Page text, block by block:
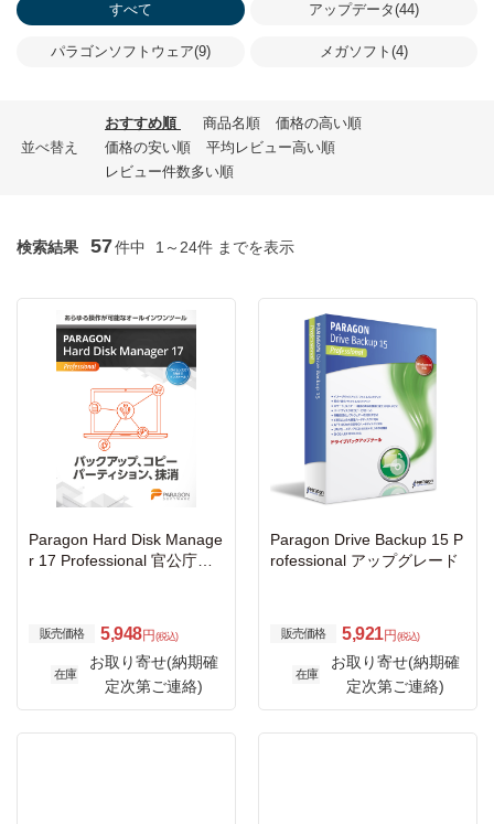
すべて
アップデータ(44)
パラゴンソフトウェア(9) メガソフト(4)
並べ替え
おすすめ順 商品名順
価格の高い順
価格の安い順
平均レビュー高い順
レビュー件数多い順
検索結果 57件中 1～24件 までを表示
Paragon Hard Disk Manage
r 17 Professional 官公庁・
販売価格 5,948円 (税込)
在庫
お取り寄せ(納期確
定次第ご連絡)
Paragon Drive Backup 15 P
rofessional アップグレード
販売価格 5,921円 (税込)
在庫
お取り寄せ(納期確
定次第ご連絡)